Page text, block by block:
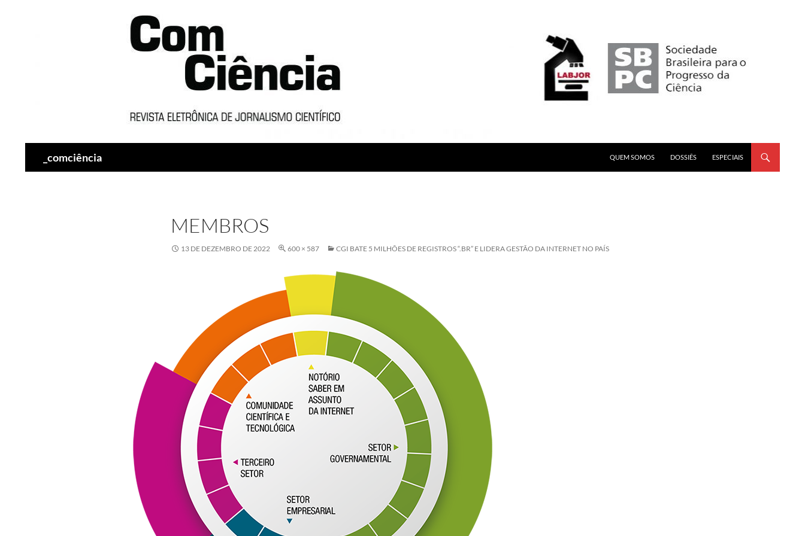
_comciência
QUEM SOMOS
DOSSIÊS ESPECIAIS
MEMBROS
13 DE DEZEMBRO DE 2022 600 × 587 CGI BATE 5 MILHÕES DE REGISTROS “.BR” E LIDERA GESTÃO DA INTERNET NO PAÍS